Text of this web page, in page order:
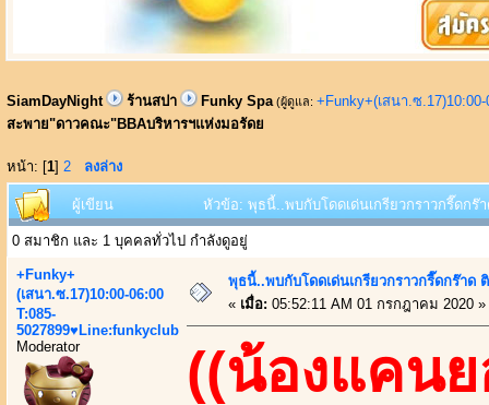
SiamDayNight ร้านสปา Funky Spa (ผู้ดูแล: +Funky+(เสนา.ซ
สะพาย"ดาวคณะ"BBAบริหารฯแห่งมอรัดย
หน้า: [1] 2 ลงล่าง
ผู้เขียน หัวข้อ: พุธนี้..พบกับโดดเด่นเกรียวกราวกรี๊ดก
0 สมาชิก และ 1 บุคคลทั่วไป กำลังดูอยู่
+Funky+
(เสนา.ซ.17)10:00-06:00
T:085-
5027899♥Line:funkyclub
Moderator
พุธนี้..พบกับโดดเด่นเกรียวกราวกรี๊ดกร๊า
« เมื่อ: 05:52:11 AM 01 กรกฎาคม 2020 »
((น้องแคน